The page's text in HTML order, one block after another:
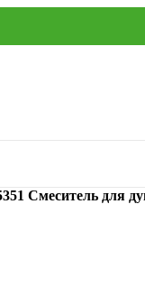
Смеситель для